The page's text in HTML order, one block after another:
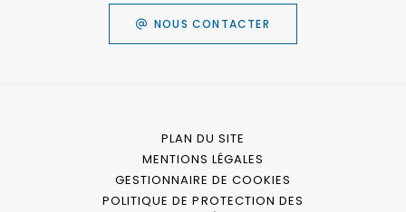
NOUS CONTACTER
PLAN DU SITE
MENTIONS LÉGALES
GESTIONNAIRE DE COOKIES
POLITIQUE DE PROTECTION DES